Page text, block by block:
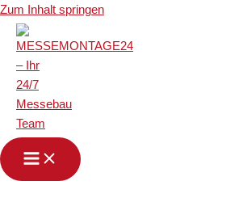
Zum Inhalt springen